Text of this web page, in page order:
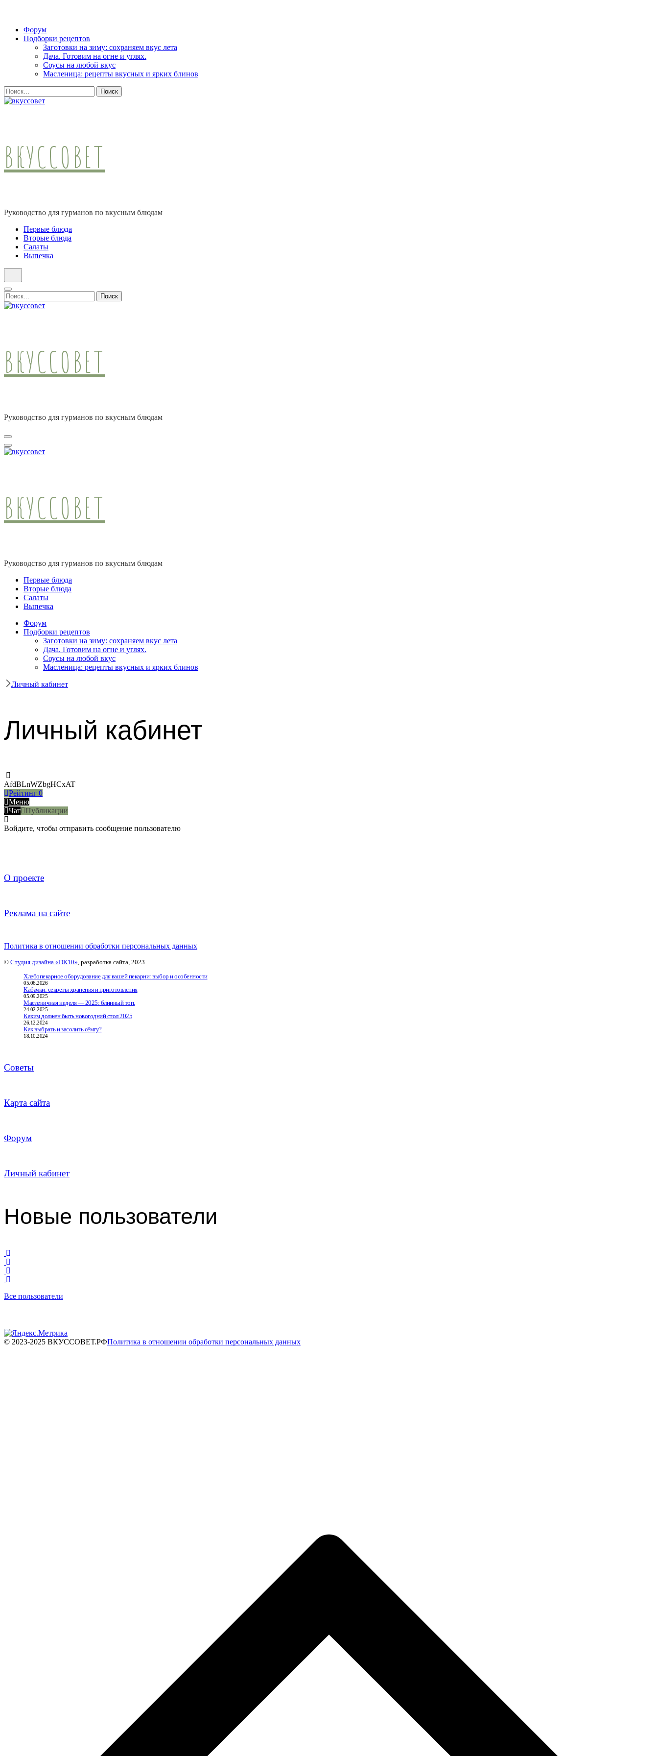
Skip
Форум
Подборки рецептов
Заготовки на зиму: сохраняем вкус лета
Дача. Готовим на огне и углях.
Соусы на любой вкус
Масленица: рецепты вкусных и ярких блинов
Найти:
ВКУССОВЕТ
Руководство для гурманов по вкусным блюдам
Первые блюда
Вторые блюда
Салаты
Выпечка
Найти:
ВКУССОВЕТ
Руководство для гурманов по вкусным блюдам
ВКУССОВЕТ
Руководство для гурманов по вкусным блюдам
Первые блюда
Вторые блюда
Салаты
Выпечка
Форум
Подборки рецептов
Заготовки на зиму: сохраняем вкус лета
Дача. Готовим на огне и углях.
Соусы на любой вкус
Масленица: рецепты вкусных и ярких блинов
Личный кабинет
Личный кабинет
AfdBLnWZbgHCxAT
Рейтинг 0
Меню
Чат Публикации
Войдите, чтобы отправить сообщение пользователю
О проекте
Реклама на сайте
Политика в отношении обработки персональных данных
© Студия дизайна «DK10», разработка сайта, 2023
Хлебопекарное оборудование для вашей пекарни: выбор и особенности
05.06.2026
Кабачки: секреты хранения и приготовления
05.09.2025
Масленичная неделя — 2025: блинный топ.
24.02.2025
Каким должен быть новогодний стол 2025
26.12.2024
Как выбрать и засолить сёмгу?
18.10.2024
Советы
Карта сайта
Форум
Личный кабинет
Новые пользователи
Все пользователи
© 2023-2025 ВКУССОВЕТ.РФПолитика в отношении обработки персональных данных